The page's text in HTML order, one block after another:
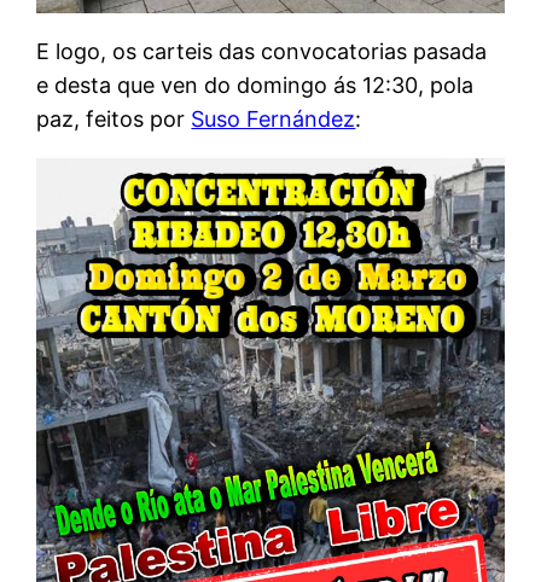
E logo, os carteis das convocatorias pasada
e desta que ven do domingo ás 12:30, pola
paz, feitos por Suso Fernández: